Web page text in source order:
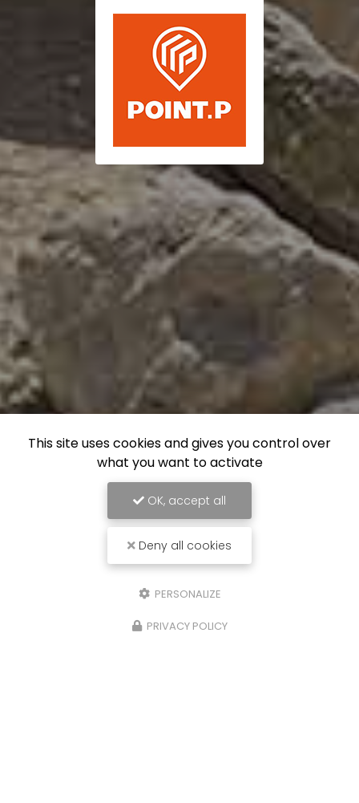
This site uses cookies and gives you control over
what you want to activate
OK, accept all
Deny all cookies
PERSONALIZE
PRIVACY POLICY